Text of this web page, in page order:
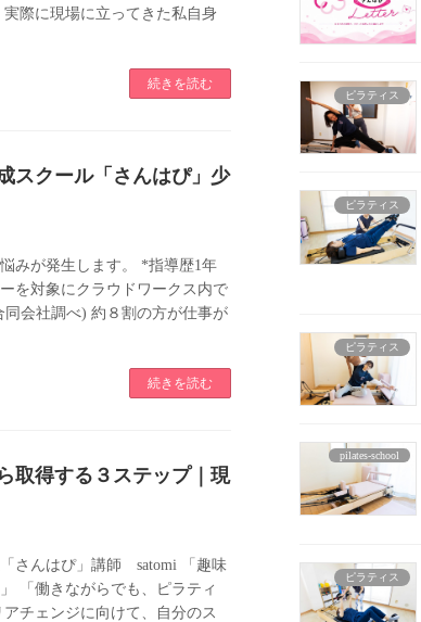
際に現場に立ってきた私自身
続きを読む
スクール「さんはぴ」少
みが発生します。 *指導歴1年
を対象にクラウドワークス内で
会社調べ) 約８割の方が仕事が
続きを読む
取得する３ステップ｜現
さんはぴ」講師 satomi 「趣味
「働きながらでも、ピラティ
チェンジに向けて、自分のス
ピラティス
ピラティス
ピラティス
pilates-school
ピラティス